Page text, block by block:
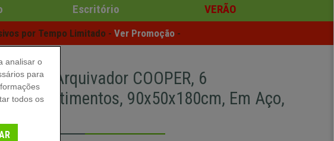
Escritório
VERÃO
por Tempo Limitado - Ver Promoção -
Cacifo Arquivador COOPER, 6
Compartimentos, 90x50x180cm, Em Aço,
Azul
analisar o
para
todos os